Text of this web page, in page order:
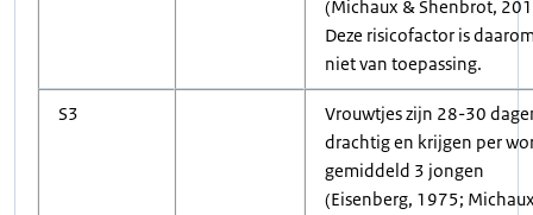
(Michaux & Shenbrot,
Deze risicofactor is
niet van toepassing.
S3
Vrouwtjes zijn 28-30
drachtig en krijgen per
gemiddeld 3 jongen
(Eisenberg, 1975;